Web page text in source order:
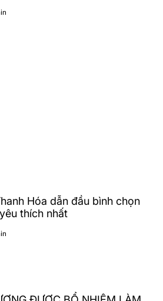
Hóa dẫn đầu bình chọn
thích nhất